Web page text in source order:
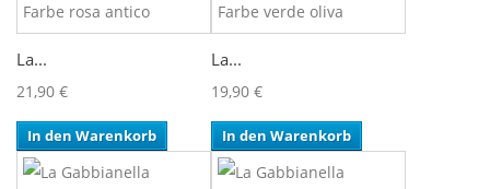
La...
21,90 €
In den Warenkorb
La...
19,90 €
In den Warenkorb